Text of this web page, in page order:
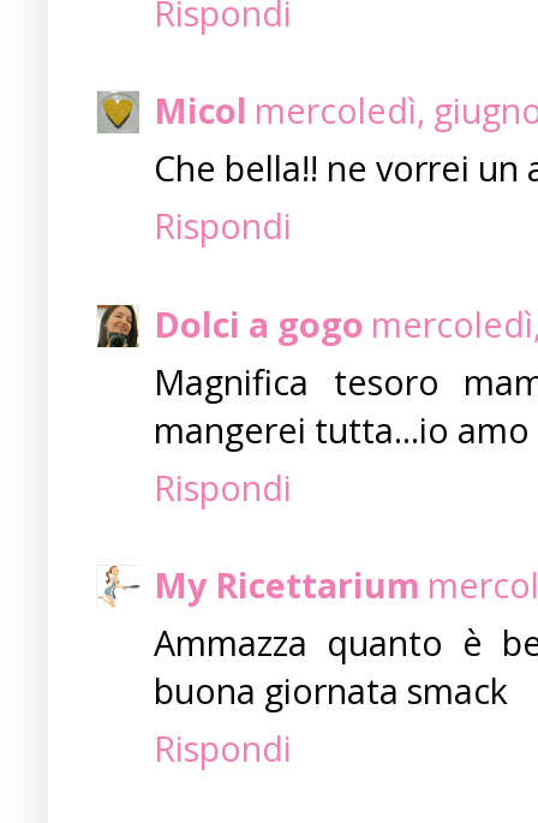
Rispondi
Micol mercoledì,
Che bella!! ne vorrei un
Rispondi
Dolci a gogo
Magnifica tesoro
mangerei tutta...io
Rispondi
My Ricettarium
Ammazza quanto è
buona giornata smack
Rispondi